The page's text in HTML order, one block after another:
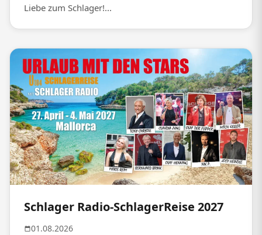
Liebe zum Schlager!...
Schlager Radio-SchlagerReise 2027
01.08.2026